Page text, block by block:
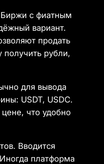
с фиатным
вариант.
продать
получить рубли,
для вывода
USDT, USDC.
что удобно
Вводится
платформа